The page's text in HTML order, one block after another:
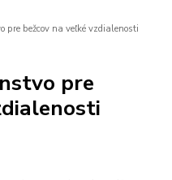
pre bežcov na veľké vzdialenosti
pre